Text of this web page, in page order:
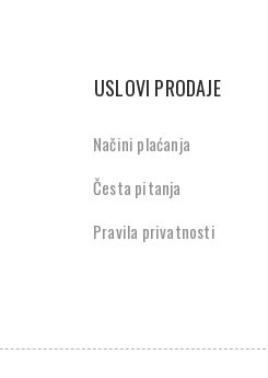
USLOVI PRODAJE
Načini plaćanja
Česta pitanja
Pravila privatnosti